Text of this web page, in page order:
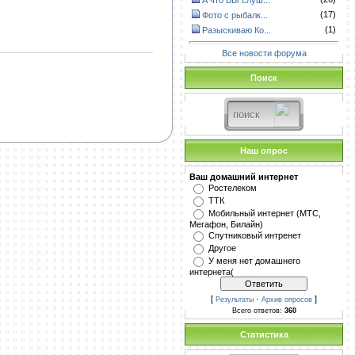
Фото с рыбалк...
(17)
Разыскиваю Ко...
(1)
Все новости форума
Поиск
Наш опрос
Ваш домашний интернет
Ростелеком
ТТК
Мобильный интернет (МТС,
Мегафон, Билайн)
Спутниковый интренет
Другое
У меня нет домашнего
интернета(
[ Результаты · Архив опросов ]
Всего ответов: 360
Статистика